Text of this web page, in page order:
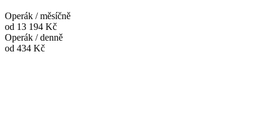
Operák / měsíčně
od 13 194 Kč
Operák / denně
od 434 Kč